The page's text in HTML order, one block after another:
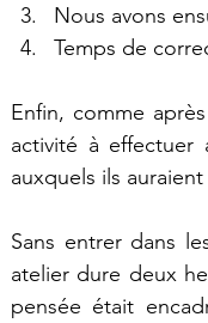
Nous avons
Temps de
Enfin, comme
activité à effectuer
auxquels ils
Sans entrer dans
atelier dure deux
pensée était